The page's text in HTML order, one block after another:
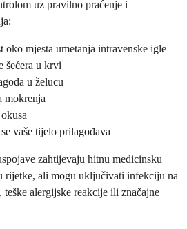
uz pravilno praćenje i
mjesta umetanja intravenske igle
šećera u krvi
u želucu
mokrenja
vaše tijelo prilagođava
zahtijevaju hitnu medicinsku
rijetke, ali mogu uključivati infekciju na
alergijske reakcije ili značajne